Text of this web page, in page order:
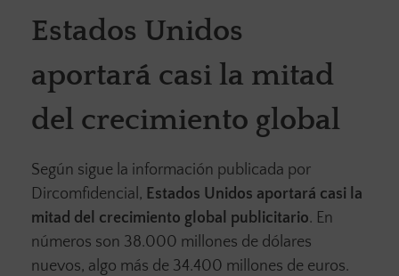
Estados Unidos
aportará casi la mitad
del crecimiento global
Según sigue la información publicada por
Dircomfidencial, Estados Unidos aportará casi la
mitad del crecimiento global publicitario. En
números son 38.000 millones de dólares
nuevos, algo más de 34.400 millones de euros.